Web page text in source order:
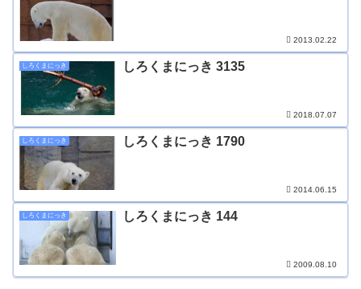
2013.02.22
しろくまにっき しろくまにっき 3135
2018.07.07
しろくまにっき しろくまにっき 1790
2014.06.15
しろくまにっき しろくまにっき 144
2009.08.10